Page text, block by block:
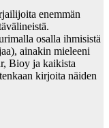
enemmän
osalla ihmisistä
ainakin mieleeni
Bioy ja kaikista
kirjoita näiden